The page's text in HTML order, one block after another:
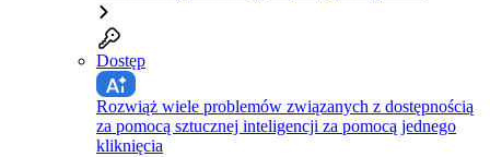
Dostęp
Rozwiąż wiele problemów związanych z dostępnością
za pomocą sztucznej inteligencji za pomocą jednego
kliknięcia